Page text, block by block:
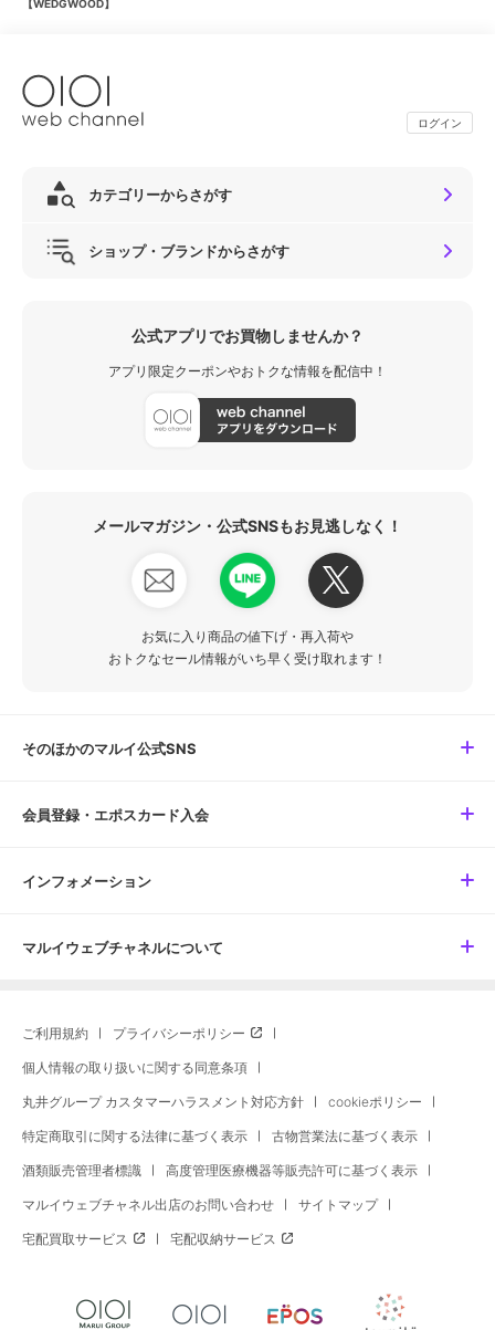
【WEDGWOOD】
ログイン
カテゴリーからさがす
ショップ・ブランドからさがす
公式アプリでお買物しませんか？
アプリ限定クーポンやおトクな情報を配信中！
メールマガジン・公式SNSもお見逃しなく！
お気に入り商品の値下げ・再入荷や
おトクなセール情報がいち早く受け取れます！
そのほかのマルイ公式SNS
会員登録・エポスカード入会
インフォメーション
マルイウェブチャネルについて
ご利用規約 プライバシーポリシー
個人情報の取り扱いに関する同意条項
丸井グループ カスタマーハラスメント対応方針 cookieポリシー
特定商取引に関する法律に基づく表示 古物営業法に基づく表示
酒類販売管理者標識 高度管理医療機器等販売許可に基づく表示
マルイウェブチャネル出店のお問い合わせ サイトマップ
宅配買取サービス 宅配収納サービス